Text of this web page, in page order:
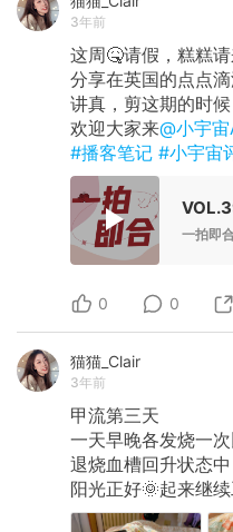
3年前
这周🤒请假，糕糕
分享在英国的点点滴
讲真，剪这期的时
欢迎大家来@小宇
#播客笔记 #小宇宙
一拍即
0 0
猫猫_Clair
3年前
甲流第三天
一天早晚各发烧一
退烧血槽回升状态中
阳光正好🌞起来继